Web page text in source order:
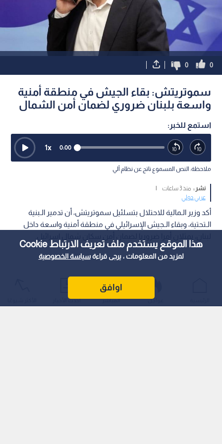
هذا الموقع يستخدم ملف تعريف الارتباط Cookie
لمزيد من المعلومات ، يرجى قراءةسياسة الخصوصية
اوافق
0
0
سموتريتش: بقاء الجيش في منطقة أمنية
واسعة بلبنان ضروري لضمان أمن الشمال
استمع للخبر:
0:00
1x
ملاحظة: النص المسموع ناتج عن نظام آلي
نشر : منذ 3 ساعات
|
عربي دولي
أكد وزير الـمالية للاحتلال بتسلئيل سموتريتش، أن تدمير الـبنية
الـتحتية، وبقاء الـجيش الإسرائيلي في منطقة أمنية واسعة داخل
عواجل المباشر أحدث الأخبار